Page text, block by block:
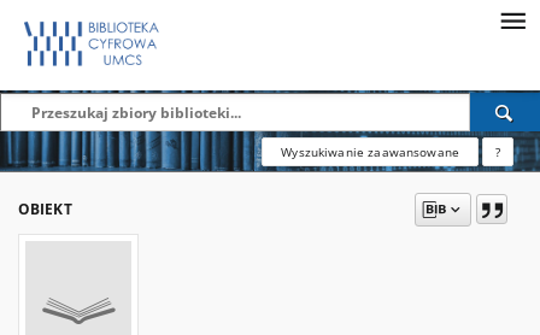
Wyszukiwanie zaawansowane ?
OBIEKT